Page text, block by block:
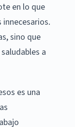
en lo que
sino que
a
es una